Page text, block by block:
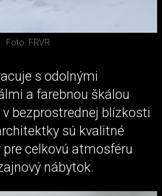
Foto: FRVR
s odolnými
a farebnou škálou
bezprostrednej blízkosti
sú kvalitné
celkovú atmosféru
nábytok.